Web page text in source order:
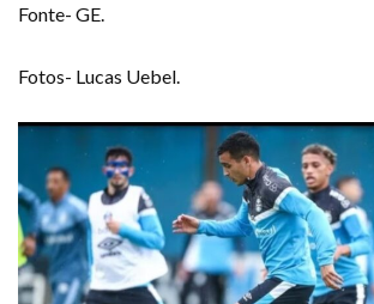
Fonte- GE.
Fotos- Lucas Uebel.